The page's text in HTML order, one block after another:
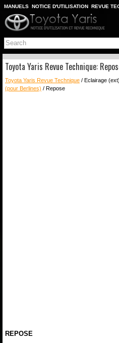
MANUELS NOTICE D'UTILISATION REVUE
PLAN DU SITE
CHERCHER
Toyota Yaris Revue Technique:
Toyota Yaris Revue Technique / Eclairage
(pour Berlines) / Repose
REPOSE